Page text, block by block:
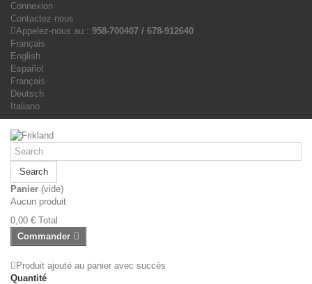
Connexion
Contactez-nous
Appelez-nous au : 958-700407 / 678-912640
Français
English
Español
Français
Deutsch
Italiano
Search
Panier (vide)
Aucun produit
0,00 € Total
Commander
Produit ajouté au panier avec succès
Quantité